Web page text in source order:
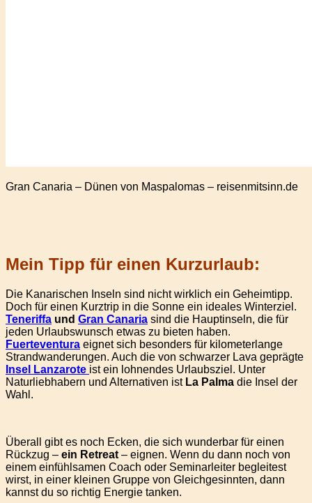
Gran Canaria – Dünen von Maspalomas – reisenmitsinn.de
Mein Tipp für einen Kurzurlaub:
Die Kanarischen Inseln sind nicht wirklich ein Geheimtipp.
Doch für einen Kurztrip in die Sonne ein ideales Winterziel.
Teneriffa und Gran Canaria sind die Hauptinseln, die für
jeden Urlaubswunsch etwas zu bieten haben.
Fuerteventura eignet sich besonders für kilometerlange
Strandwanderungen. Auch die von schwarzer Lava geprägte
Insel Lanzarote ist ein lohnendes Urlaubsziel. Unter
Naturliebhabern und Alternativen ist La Palma die Insel der
Wahl.
Überall gibt es noch Ecken, die sich wunderbar für einen
Rückzug – ein Retreat – eignen. Wenn du dann noch von
einem einfühlsamen Coach oder Seminarleiter begleitest
wirst, in einer kleinen Gruppe von Gleichgesinnten, dann
kannst du so richtig Energie tanken.